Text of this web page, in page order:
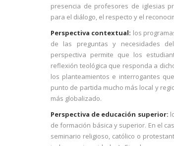
presencia de profesores de iglesias
para el diálogo, el respecto y el
Perspectiva contextual: los
de las preguntas y necesidades
perspectiva permite que los
reflexión teológica que responda a
los planteamientos e interrogantes
punto de partida mucho más local y
más globalizado.
Perspectiva de educación superior:
de formación básica y superior. En el
seminario religioso, católico o